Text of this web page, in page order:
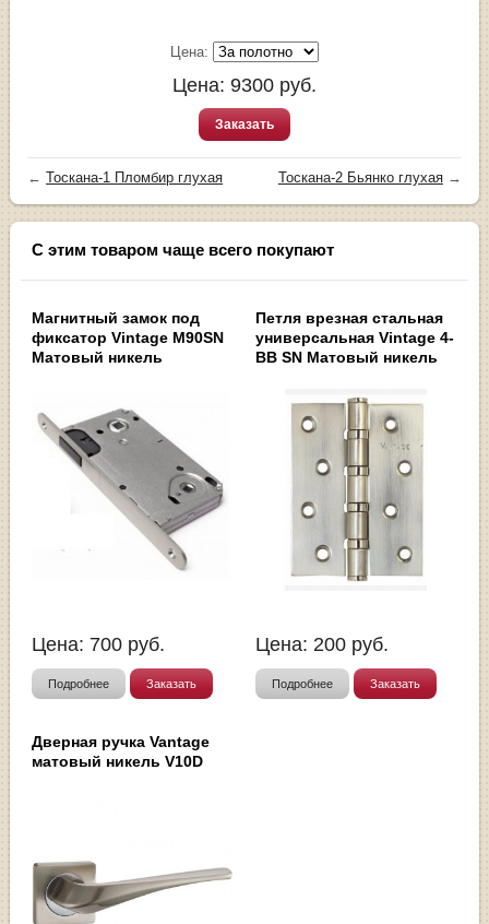
Цена:
Цена: 9300 руб.
Заказать
←Тоскана-1 Пломбир глухая Тоскана-2 Бьянко глухая→
С этим товаром чаще всего покупают
Магнитный замок под
фиксатор Vintage M90SN
Матовый никель
Цена: 700 руб.
Подробнее Заказать
Петля врезная стальная
универсальная Vintage 4-
BB SN Матовый никель
Цена: 200 руб.
Подробнее Заказать
Дверная ручка Vantage
матовый никель V10D